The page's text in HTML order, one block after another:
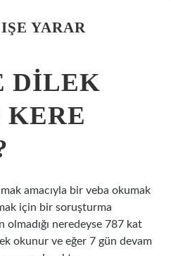
YARAR
DILEK
amacıyla bir veba okumak
için bir soruşturma
neredeyse 787 kat
okunur ve eğer 7 gün devam